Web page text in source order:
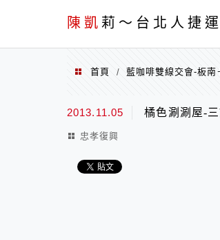
陳凱 莉～台北人捷
menu
首頁 / 藍咖啡雙線交會-板南
2013.11.05 橘色涮涮屋-三
忠孝復興